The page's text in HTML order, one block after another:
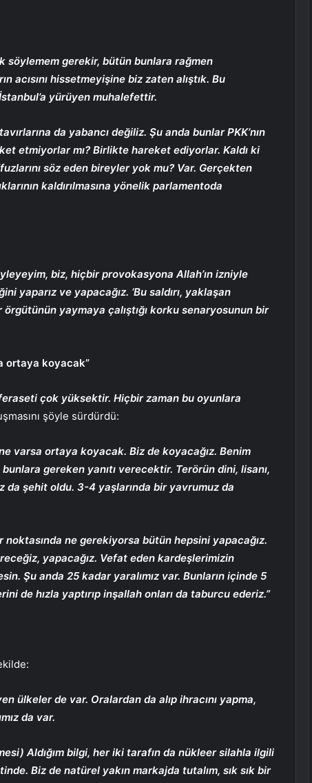
söylemem gerekir, bütün bunlara rağmen
acısını hissetmeyişine biz zaten alıştık. Bu
yürüyen muhalefettir.
da yabancı değiliz. Şu anda bunlar PKK’nın
etmiyorlar mı? Birlikte hareket ediyorlar. Kaldı ki
söz eden bireyler yok mu? Var. Gerçekten
kaldırılmasına yönelik parlamentoda
biz, hiçbir provokasyona Allah’ın izniyle
yaparız ve yapacağız. ‘Bu saldırı, yaklaşan
örgütünün yaymaya çalıştığı korku senaryosunun bir
ortaya koyacak”
çok yüksektir. Hiçbir zaman bu oyunlara
şöyle sürdürdü:
varsa ortaya koyacak. Biz de koyacağız. Benim
gereken yanıtı verecektir. Terörün dini, lisanı,
da şehit oldu. 3-4 yaşlarında bir yavrumuz da
ne gerekiyorsa bütün hepsini yapacağız.
yapacağız. Vefat eden kardeşlerimizin
Şu anda 25 kadar yaralımız var. Bunların içinde 5
de hızla yaptırıp inşallah onları da taburcu ederiz.”
ülkeler de var. Oralardan da alıp ihracını yapma,
da var.
Aldığım bilgi, her iki tarafın da nükleer silahla ilgili
Biz de natürel yakın markajda tutalım, sık sık bir